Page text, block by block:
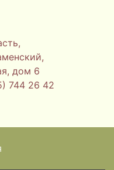
дом 6
744 26 42